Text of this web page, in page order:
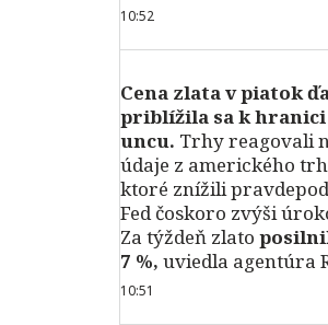
10:52
Cena zlata v piatok
priblížila sa k hranici
uncu. Trhy reagovali
údaje z amerického
ktoré znížili
Fed čoskoro zvýši
Za týždeň zlato
7 %, uviedla agentúra
10:51